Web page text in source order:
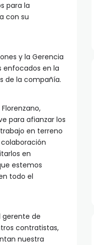
para la
con su
y la Gerencia
enfocados en la
de la compañía.
para afianzar los
en terreno
en
estemos
todo el
gerente de
contratistas,
nuestra